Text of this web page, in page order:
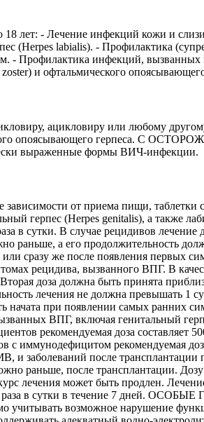
18 лет: - Лечение инфекций кожи и
(Herpes labialis). - Профилактика
- Профилактика инфекций,
и офтальмического
ацикловиру или любому
опоясывающего герпеса. С
выраженные формы ВИЧ-инфекции.
зависимости от приема пищи,
герпес (Herpes genitalis), а также
в сутки. В случае рецидивов
раньше, а его продолжительность
сразу же после появления первых
рецидива, вызванного ВПГ. В
доза должна быть принята
лечения не должна превышать 1
начата при появлении самых ранних
ВПГ, включая генитальный
рекомендуемая доза составляет
иммунодефицитом рекомендуемая
заболеваний после трансплантации
раньше, после трансплантации.
лечения может быть продлен.
3 раза в сутки в течение 7 дней.
учитывать возможное нарушение